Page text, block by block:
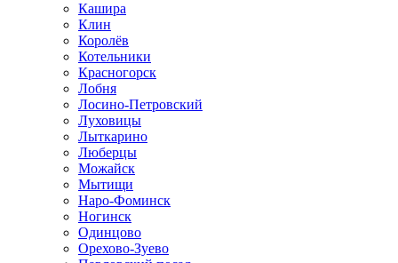
Кашира
Клин
Королёв
Котельники
Красногорск
Лобня
Лосино-Петровский
Луховицы
Лыткарино
Люберцы
Можайск
Мытищи
Наро-Фоминск
Ногинск
Одинцово
Орехово-Зуево